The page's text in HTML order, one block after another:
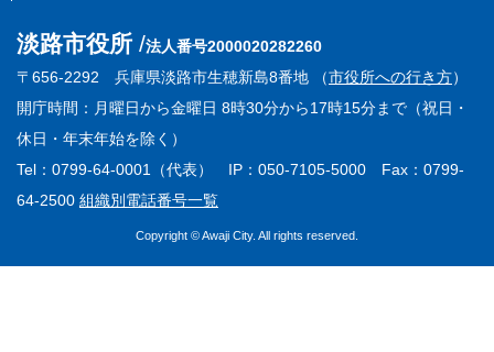
淡路市役所
法人番号2000020282260
〒656-2292 兵庫県淡路市生穂新島8番地 （市役所への行き方）
開庁時間：月曜日から金曜日 8時30分から17時15分まで（祝日・
休日・年末年始を除く）
Tel：0799-64-0001（代表） IP：050-7105-5000 Fax：0799-
64-2500 組織別電話番号一覧
Copyright © Awaji City. All rights reserved.